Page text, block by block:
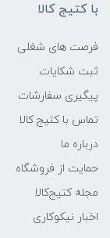
با کتیج کالا
فرصت های شغلی
ثبت شکایات
پیگیری سفارشات
تماس با کتیج کالا
درباره ما
حمایت از فروشگاه
مجله کتیج‌کالا
اخبار نیکوکاری